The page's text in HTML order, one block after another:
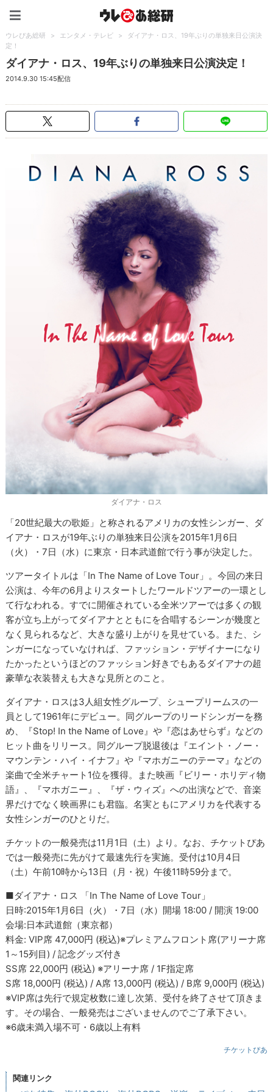
ウレぴあ総研 > エンタメ・テレビ >
ダイアナ・ロス、19年ぶりの単独来日公演決
定！
ダイアナ・ロス、19年ぶりの単独来日公演決定！
2014.9.30 15:45配信
ダイアナ・ロス
「20世紀最大の歌姫」と称されるアメリカの女性シンガー、ダ
イアナ・ロスが19年ぶりの単独来日公演を2015年1月6日
（火）・7日（水）に東京・日本武道館で行う事が決定した。
ツアータイトルは「In The Name of Love Tour」。今回の来日
公演は、今年の6月よりスタートしたワールドツアーの一環とし
て行なわれる。すでに開催されている全米ツアーでは多くの観
客が立ち上がってダイアナとともにを合唱するシーンが幾度と
なく見られるなど、大きな盛り上がりを見せている。また、シ
ンガーになっていなければ、ファッション・デザイナーになり
たかったというほどのファッション好きでもあるダイアナの超
豪華な衣装替えも大きな見所とのこと。
ダイアナ・ロスは3人組女性グループ、シュープリームスの一
員として1961年にデビュー。同グループのリードシンガーを務
め、『Stop! In the Name of Love』や『恋はあせらず』などの
ヒット曲をリリース。同グループ脱退後は『エイント・ノー・
マウンテン・ハイ・イナフ』や『マホガニーのテーマ』などの
楽曲で全米チャート1位を獲得。また映画『ビリー・ホリディ物
語』、『マホガニー』、『ザ・ウィズ』への出演などで、音楽
界だけでなく映画界にも君臨。名実ともにアメリカを代表する
女性シンガーのひとりだ。
チケットの一般発売は11月1日（土）より。なお、チケットぴあ
では一般発売に先がけて最速先行を実施。受付は10月4日
（土）午前10時から13日（月・祝）午後11時59分まで。
■ダイアナ・ロス 「In The Name of Love Tour」
日時:2015年1月6日（火）・7日（水）開場 18:00 / 開演 19:00
会場:日本武道館（東京都）
料金: VIP席 47,000円 (税込)※プレミアムフロント席(アリーナ席
1～15列目) / 記念グッズ付き
SS席 22,000円 (税込) ※アリーナ席 / 1F指定席
S席 18,000円 (税込) / A席 13,000円 (税込) / B席 9,000円 (税込)
※VIP席は先行で規定枚数に達し次第、受付を終了させて頂きま
す。その場合、一般発売はございませんのでご了承下さい。
※6歳未満入場不可・6歳以上有料
チケットぴあ
関連リンク